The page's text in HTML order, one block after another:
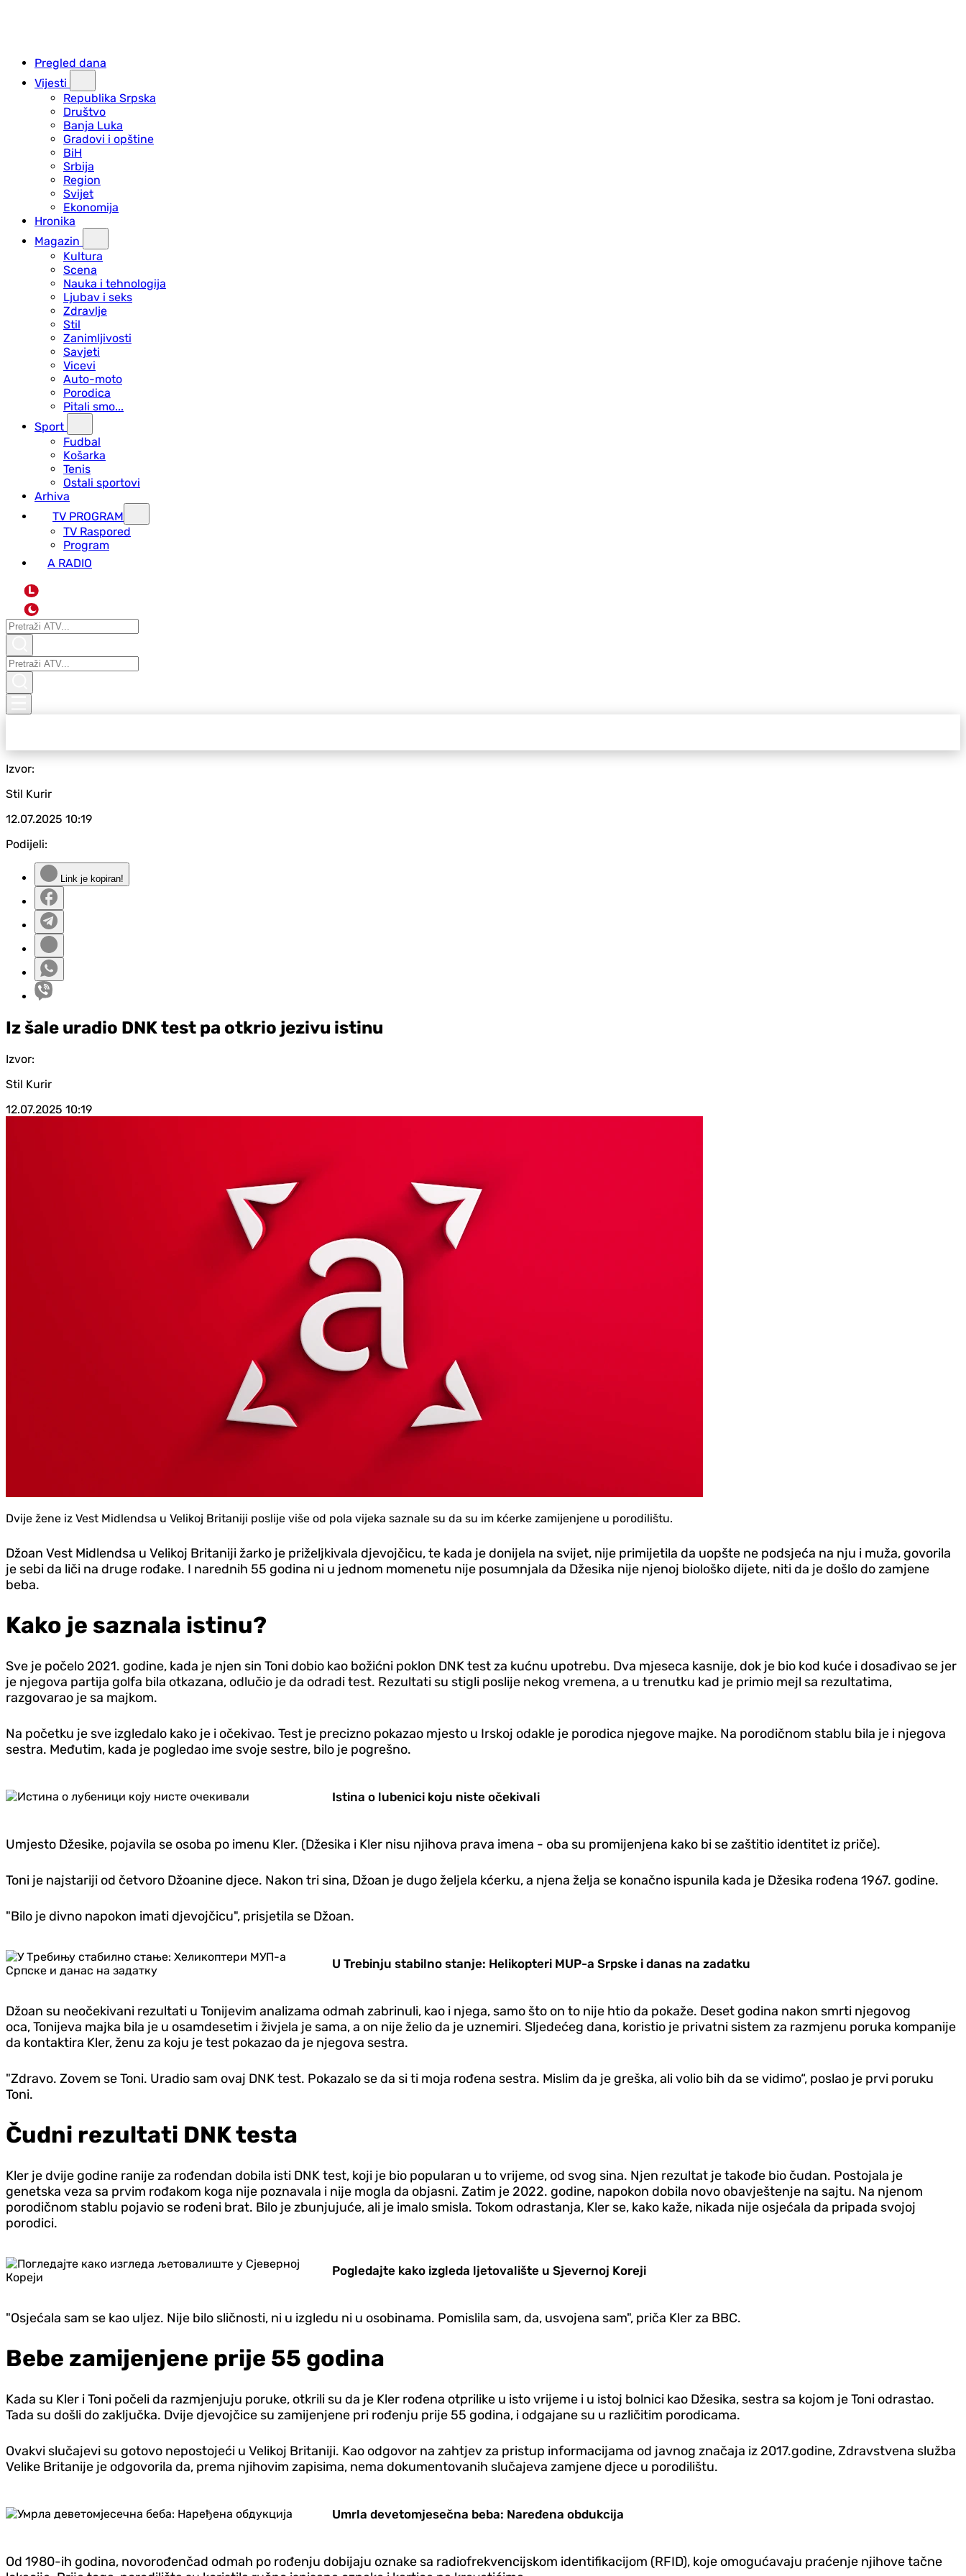
Pregled dana
Vijesti
Republika Srpska
Društvo
Banja Luka
Gradovi i opštine
BiH
Srbija
Region
Svijet
Ekonomija
Hronika
Magazin
Kultura
Scena
Nauka i tehnologija
Ljubav i seks
Zdravlje
Stil
Zanimljivosti
Savjeti
Vicevi
Auto-moto
Porodica
Pitali smo...
Sport
Fudbal
Košarka
Tenis
Ostali sportovi
Arhiva
TV PROGRAM
ТV Raspored
Program
A RADIO
L
Izvor:
Stil Kurir
12.07.2025 10:19
Podijeli:
Link je kopiran!
Iz šale uradio DNK test pa otkrio jezivu istinu
Izvor:
Stil Kurir
12.07.2025 10:19
Dvije žene iz Vest Midlendsa u Velikoj Britaniji poslije više od pola vijeka saznale su da su im kćerke zamijenjene u porodilištu.
Džoan Vest Midlendsa u Velikoj Britaniji žarko je priželjkivala djevojčicu, te kada je donijela na svijet, nije primijetila da uopšte ne podsjeća na nju i muža, govorila
je sebi da liči na druge rođake. I narednih 55 godina ni u jednom momenetu nije posumnjala da Džesika nije njenoj biološko dijete, niti da je došlo do zamjene
beba.
Kako je saznala istinu?
Sve je počelo 2021. godine, kada je njen sin Toni dobio kao božićni poklon DNK test za kućnu upotrebu. Dva mjeseca kasnije, dok je bio kod kuće i dosađivao se jer
je njegova partija golfa bila otkazana, odlučio je da odradi test. Rezultati su stigli poslije nekog vremena, a u trenutku kad je primio mejl sa rezultatima,
razgovarao je sa majkom.
Na početku je sve izgledalo kako je i očekivao. Test je precizno pokazao mjesto u Irskoj odakle je porodica njegove majke. Na porodičnom stablu bila je i njegova
sestra. Međutim, kada je pogledao ime svoje sestre, bilo je pogrešno.
Istina o lubenici koju niste očekivali
Umjesto Džesike, pojavila se osoba po imenu Kler. (Džesika i Kler nisu njihova prava imena - oba su promijenjena kako bi se zaštitio identitet iz priče).
Toni je najstariji od četvoro Džoanine djece. Nakon tri sina, Džoan je dugo željela kćerku, a njena želja se konačno ispunila kada je Džesika rođena 1967. godine.
"Bilo je divno napokon imati djevojčicu", prisjetila se Džoan.
U Trebinju stabilno stanje: Helikopteri MUP-a Srpske i danas na zadatku
Džoan su neočekivani rezultati u Tonijevim analizama odmah zabrinuli, kao i njega, samo što on to nije htio da pokaže. Deset godina nakon smrti njegovog
oca,Tonijeva majka bila je u osamdesetim i živjela je sama, a on nije želio da je uznemiri. Sljedećeg dana, koristio je privatni sistem za razmjenu poruka kompanije
da kontaktira Kler, ženu za koju je test pokazao da je njegova sestra.
"Zdravo. Zovem se Toni. Uradio sam ovaj DNK test. Pokazalo se da si ti moja rođena sestra. Mislim da je greška, ali volio bih da se vidimo“, poslao je prvi poruku
Toni.
Čudni rezultati DNK testa
Kler je dvije godine ranije za rođendan dobila isti DNK test, koji je bio popularan u to vrijeme, od svog sina. Njen rezultat je takođe bio čudan. Postojala je
genetska veza sa prvim rođakom koga nije poznavala i nije mogla da objasni. Zatim je 2022. godine, napokon dobila novo obavještenje na sajtu. Na njenom
porodičnom stablu pojavio se rođeni brat. Bilo je zbunjujuće, ali je imalo smisla. Tokom odrastanja, Kler se, kako kaže, nikada nije osjećala da pripada svojoj
porodici.
Pogledajte kako izgleda ljetovalište u Sjevernoj Koreji
"Osjećala sam se kao uljez. Nije bilo sličnosti, ni u izgledu ni u osobinama. Pomislila sam, da, usvojena sam", priča Kler za BBC.
Bebe zamijenjene prije 55 godina
Kada su Kler i Toni počeli da razmjenjuju poruke, otkrili su da je Kler rođena otprilike u isto vrijeme i u istoj bolnici kao Džesika, sestra sa kojom je Toni odrastao.
Tada su došli do zaključka. Dvije djevojčice su zamijenjene pri rođenju prije 55 godina, i odgajane su u različitim porodicama.
Ovakvi slučajevi su gotovo nepostojeći u Velikoj Britaniji. Kao odgovor na zahtjev za pristup informacijama od javnog značaja iz 2017.godine, Zdravstvena služba
Velike Britanije je odgovorila da, prema njihovim zapisima, nema dokumentovanih slučajeva zamjene djece u porodilištu.
Umrla devetomjesečna beba: Naređena obdukcija
Od 1980-ih godina, novorođenčad odmah po rođenju dobijaju oznake sa radiofrekvencijskom identifikacijom (RFID), koje omogućavaju praćenje njihove tačne